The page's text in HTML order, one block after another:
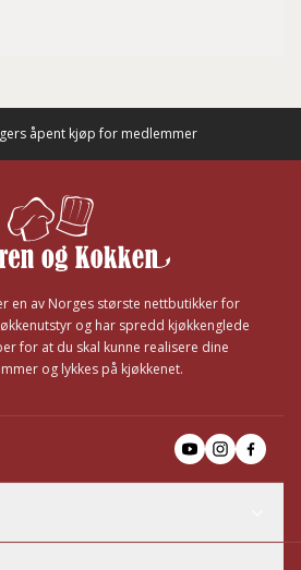
åpent kjøp for medlemmer
en av Norges største nettbutikker for
og har spredd kjøkkenglede
for at du skal kunne realisere dine
og lykkes på kjøkkenet.